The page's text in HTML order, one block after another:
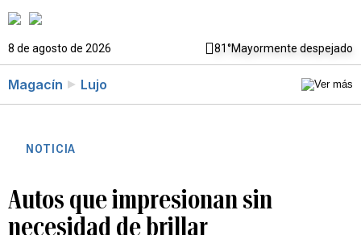
8 de agosto de 2026 81°Mayormente despejado
Magacín Lujo
NOTICIA
Autos que impresionan sin
necesidad de brillar